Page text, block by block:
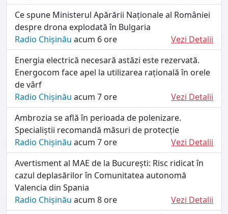
Ce spune Ministerul Apărării Naționale al României
despre drona explodată în Bulgaria
Radio Chișinău acum 6 ore
Vezi Detalii
Energia electrică necesară astăzi este rezervată.
Energocom face apel la utilizarea rațională în orele
de vârf
Radio Chișinău acum 7 ore
Vezi Detalii
Ambrozia se află în perioada de polenizare.
Specialiștii recomandă măsuri de protecție
Radio Chișinău acum 7 ore
Vezi Detalii
Avertisment al MAE de la București: Risc ridicat în
cazul deplasărilor în Comunitatea autonomă
Valencia din Spania
Radio Chișinău acum 8 ore
Vezi Detalii